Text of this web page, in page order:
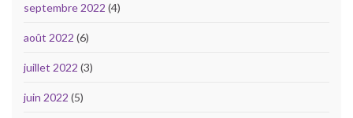
septembre 2022 (4)
août 2022 (6)
juillet 2022 (3)
juin 2022 (5)